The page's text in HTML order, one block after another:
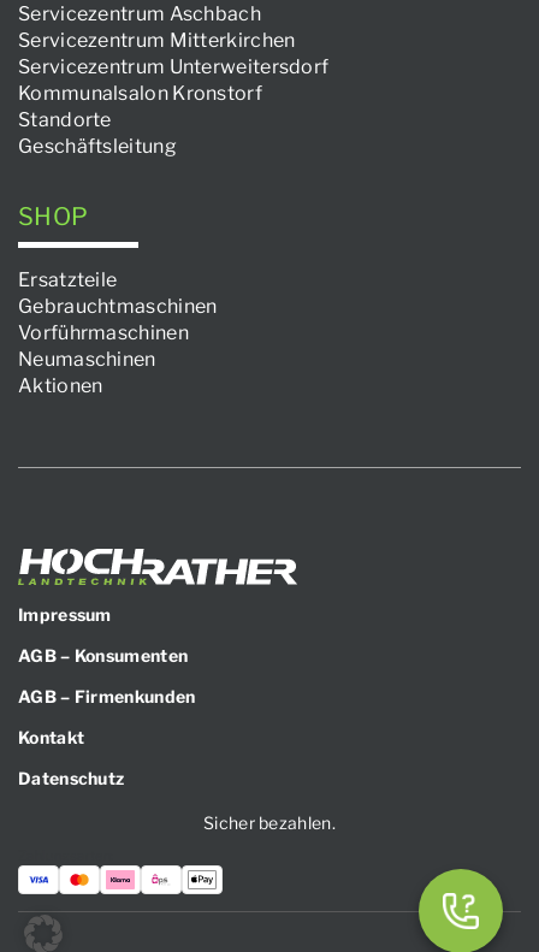
Servicezentrum Aschbach
Servicezentrum Mitterkirchen
Servicezentrum Unterweitersdorf
Kommunalsalon Kronstorf
Standorte
Geschäftsleitung
SHOP
Ersatzteile
Gebrauchtmaschinen
Vorführmaschinen
Neumaschinen
Aktionen
Impressum
AGB – Konsumenten
AGB – Firmenkunden
Kontakt
Datenschutz
Sicher bezahlen.